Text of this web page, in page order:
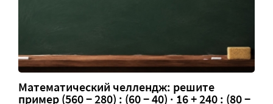
Математический челлендж: решите
пример (560 − 280) : (60 − 40) · 16 + 240 : (80 −